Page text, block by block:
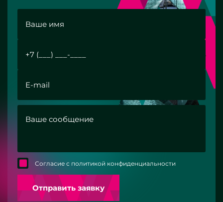
Согласие с политикой конфиденциальности
Отправить заявку